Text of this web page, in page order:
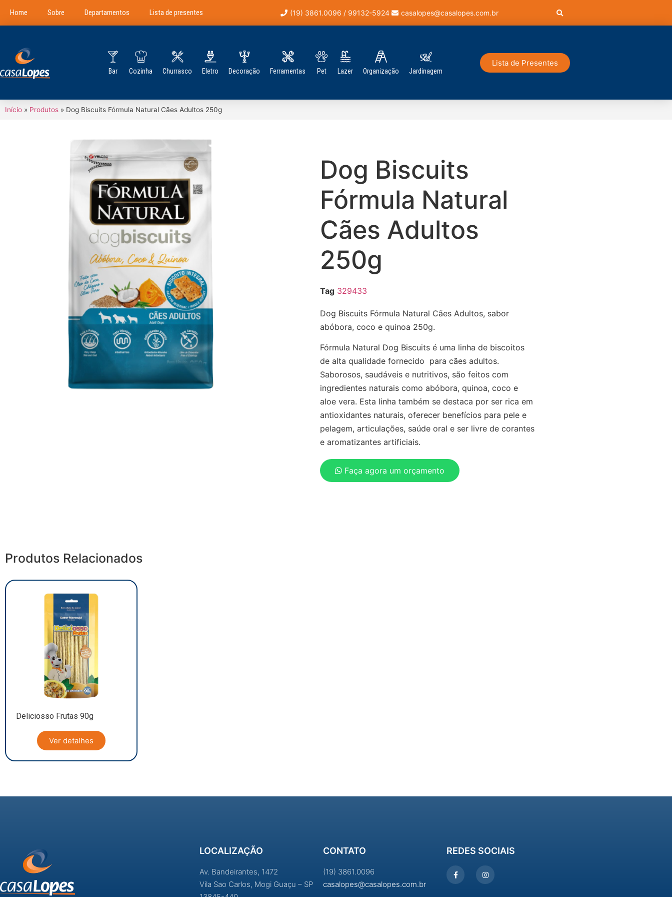
Home Sobre Departamentos Lista de presentes (19) 3861.0096 / 99132-5924 casalopes@casalopes.com.br
Bar Cozinha Churrasco Eletro Decoração Ferramentas Pet Lazer Organização Jardinagem
Lista de Presentes
Início » Produtos » Dog Biscuits Fórmula Natural Cães Adultos 250g
Dog Biscuits
Fórmula Natural
Cães Adultos
250g
Tag 329433
Dog Biscuits Fórmula Natural Cães Adultos, sabor
abóbora, coco e quinoa 250g.
Fórmula Natural Dog Biscuits é uma linha de biscoitos
de alta qualidade fornecido para cães adultos.
Saborosos, saudáveis e nutritivos, são feitos com
ingredientes naturais como abóbora, quinoa, coco e
aloe vera. Esta linha também se destaca por ser rica em
antioxidantes naturais, oferecer benefícios para pele e
pelagem, articulações, saúde oral e ser livre de corantes
e aromatizantes artificiais.
Faça agora um orçamento
Produtos Relacionados
Deliciosso Frutas 90g
Ver detalhes
LOCALIZAÇÃO
Av. Bandeirantes, 1472
Vila Sao Carlos, Mogi Guaçu – SP
CONTATO
(19) 3861.0096
casalopes@casalopes.com.br
REDES SOCIAIS